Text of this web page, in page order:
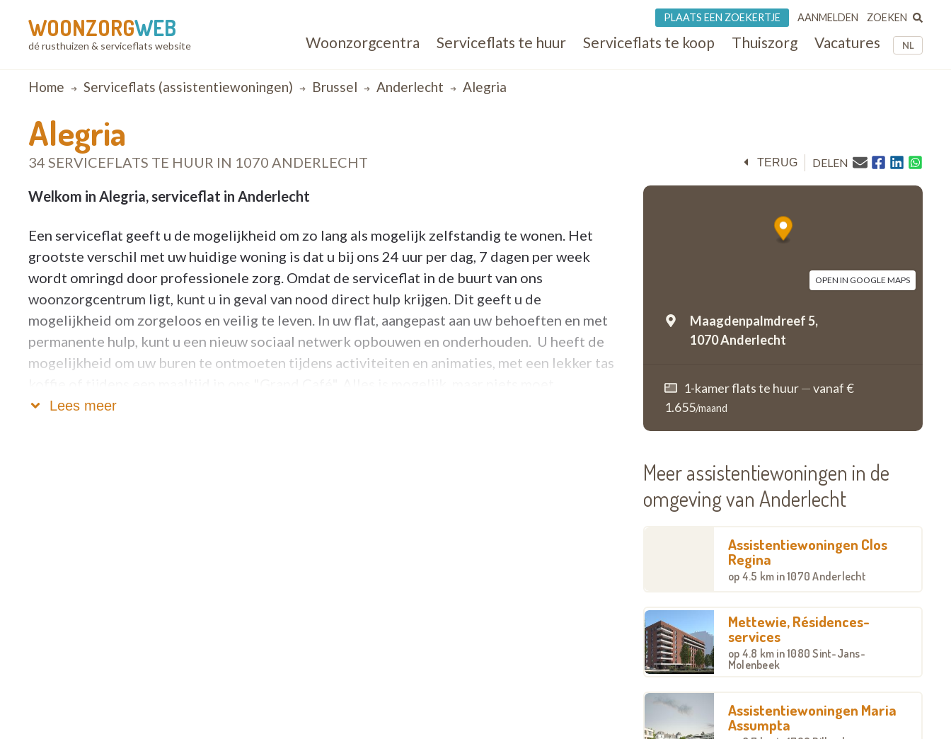
WOONZORGWEB
dé rusthuizen & serviceflats website NL
Woonzorgcentra Serviceflats te huur Serviceflats te koop Thuiszorg Vacatures
PLAATS EEN ZOEKERTJE AANMELDEN ZOEKEN
Breadcrumb
Home Serviceflats (assistentiewoningen) Brussel Anderlecht Alegria
Alegria
34 SERVICEFLATS TE HUUR IN 1070 ANDERLECHT TERUG DELEN
OPEN IN GOOGLE MAPS
Maagdenpalmdreef 5,
1070 Anderlecht
1-kamer flats te huur—vanaf €
1.655/maand
Welkom in Alegria, serviceflat in Anderlecht
Een serviceflat geeft u de mogelijkheid om zo lang als mogelijk zelfstandig te wonen. Het
grootste verschil met uw huidige woning is dat u bij ons 24 uur per dag, 7 dagen per week
wordt omringd door professionele zorg. Omdat de serviceflat in de buurt van ons
woonzorgcentrum ligt, kunt u in geval van nood direct hulp krijgen. Dit geeft u de
mogelijkheid om zorgeloos en veilig te leven. In uw flat, aangepast aan uw behoeften en met
permanente hulp, kunt u een nieuw sociaal netwerk opbouwen en onderhouden. U heeft de
mogelijkheid om uw buren te ontmoeten tijdens activiteiten en animaties, met een lekker tas
Lees meer
Meer assistentiewoningen in de
omgeving van Anderlecht
Assistentiewoningen Clos
Regina
op 4.5 km in 1070 Anderlecht
Mettewie, Résidences-
services
op 4.8 km in 1080 Sint-Jans-
Molenbeek
Assistentiewoningen Maria
Assumpta